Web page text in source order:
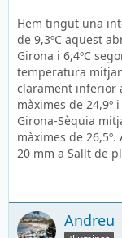
Hem tingut una
de 9,3ºC aquest
Girona i 6,4ºC
temperatura
clarament inferior
màximes de 24,9º
Girona-Sèquia
màximes de
20 mm a Sallt de
Andreu